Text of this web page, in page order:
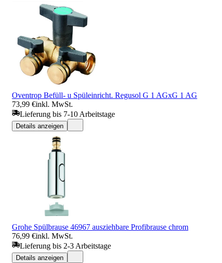
Oventrop Befüll- u Spüleinricht. Regusol G 1 AGxG 1 AG
73,99 €inkl. MwSt.
Lieferung bis 7-10 Arbeitstage
Details anzeigen
Grohe Spülbrause 46967 ausziehbare Profibrause chrom
76,99 €inkl. MwSt.
Lieferung bis 2-3 Arbeitstage
Details anzeigen